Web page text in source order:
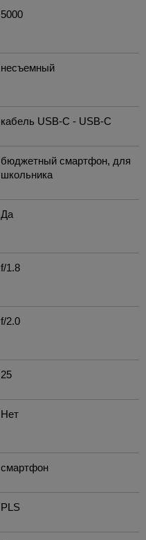
5000
несъемный
кабель USB-C - USB-C
бюджетный смартфон, для
школьника
Да
f/1.8
f/2.0
25
Нет
смартфон
PLS